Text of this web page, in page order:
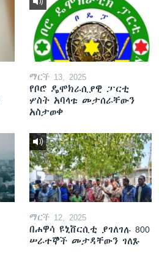
ማርች 13, 2025
የቦሮ ዴሞክራሲያዊ ፓርቲ
ሦስት አባላቱ መታሰራቸውን
አስታወቀ
ማርች 12, 2025
በሐዋሳ ዩኒቨርሲቲ ያገለገሉ 800
ሠራተኞች መታዳቸውን ገለጹ